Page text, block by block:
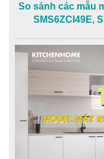
So sánh các mẫu
SMS6ZCI49E,